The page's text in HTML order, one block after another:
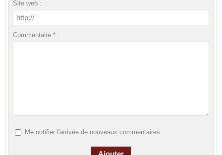
Site web :
Commentaire * :
Me notifier l'arrivée de nouveaux commentaires